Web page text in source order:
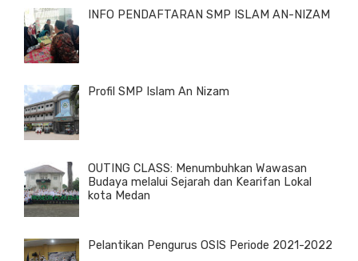
INFO PENDAFTARAN SMP ISLAM AN-NIZAM
Profil SMP Islam An Nizam
OUTING CLASS: Menumbuhkan Wawasan
Budaya melalui Sejarah dan Kearifan Lokal
kota Medan
Pelantikan Pengurus OSIS Periode 2021-2022